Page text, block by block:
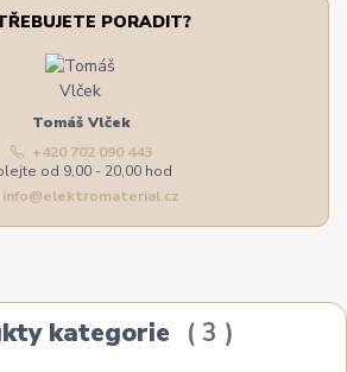
PORADIT?
Tomáš Vlček
+420 702 090 443
od 9,00 - 20,00 hod
info@elektromaterial.cz
kategorie 3